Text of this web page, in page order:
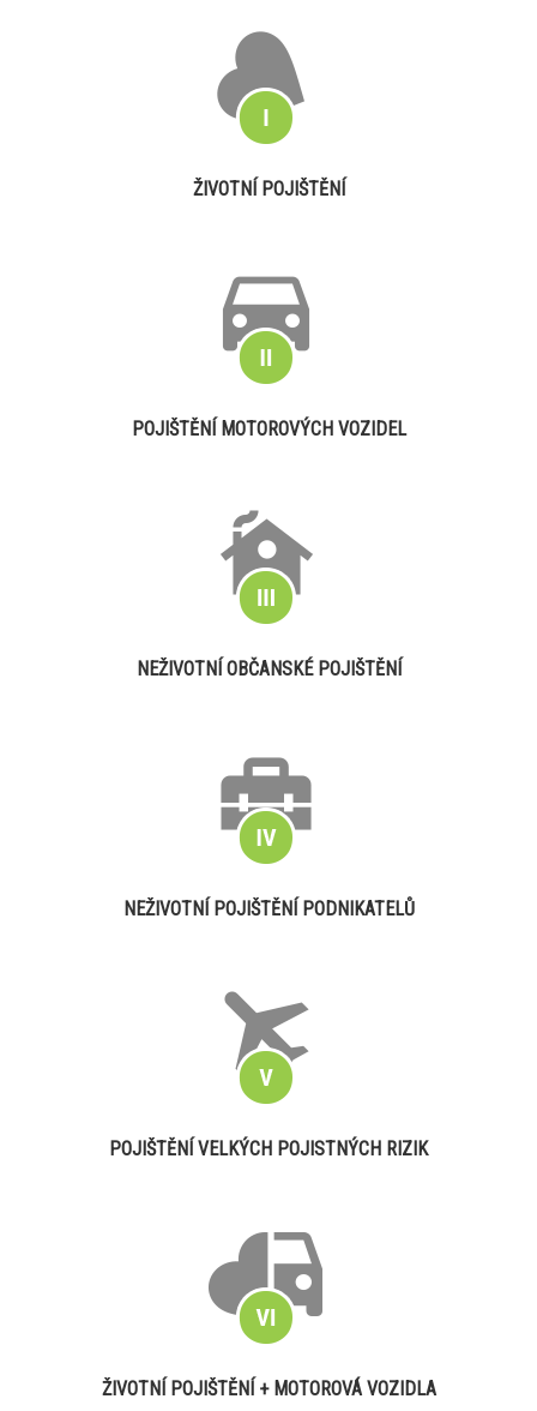
ŽIVOTNÍ POJIŠTĚNÍ
POJIŠTĚNÍ MOTOROVÝCH VOZIDEL
NEŽIVOTNÍ OBČANSKÉ POJIŠTĚNÍ
NEŽIVOTNÍ POJIŠTĚNÍ PODNIKATELŮ
POJIŠTĚNÍ VELKÝCH POJISTNÝCH RIZIK
ŽIVOTNÍ POJIŠTĚNÍ + MOTOROVÁ VOZIDLA